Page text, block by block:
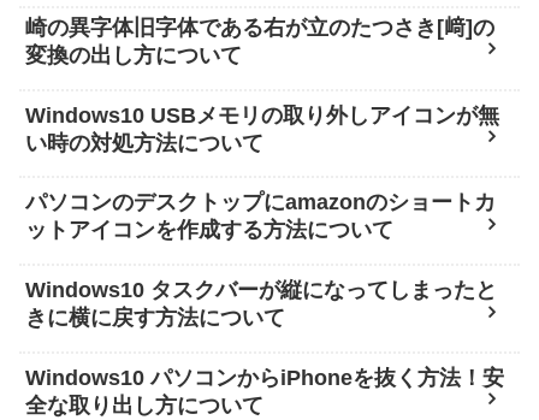
崎の異字体旧字体である右が立のたつさき[﨑]の
変換の出し方について
Windows10 USBメモリの取り外しアイコンが無
い時の対処方法について
パソコンのデスクトップにamazonのショートカ
ットアイコンを作成する方法について
Windows10 タスクバーが縦になってしまったと
きに横に戻す方法について
Windows10 パソコンからiPhoneを抜く方法！安
全な取り出し方について